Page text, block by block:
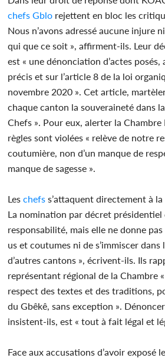
chefs Gblo rejettent en bloc les
Nous n’avons adressé aucune injure
qui que ce soit », affirment-ils. Leur
est « une dénonciation d’actes
précis et sur l’article 8 de la loi
novembre 2020 ». Cet article,
chaque canton la souveraineté dans
Chefs ». Pour eux, alerter la
règles sont violées « relève de notre
coutumière, non d’un manque de
manque de sagesse ».
Les chefs s’attaquent directement à
La nomination par décret présidentiel
responsabilité, mais elle ne donne
us et coutumes ni de s’immiscer
d’autres cantons », écrivent-ils. Ils
représentant régional de la Chambre
respect des textes et des traditions,
du Gbêkê, sans exception ».
insistent-ils, est « tout à fait légal et
Face aux accusations d’avoir exposé